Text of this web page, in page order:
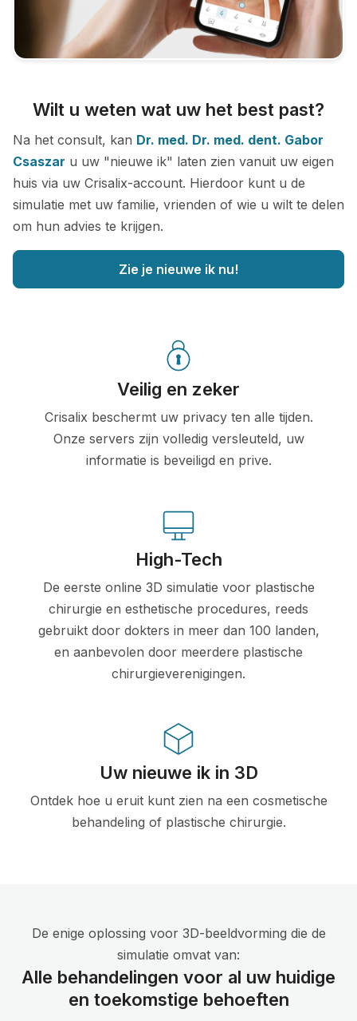
Wilt u weten wat uw het best past?
Na het consult, kan Dr. med. Dr. med. dent. Gabor
Csaszar u uw "nieuwe ik" laten zien vanuit uw eigen
huis via uw Crisalix-account. Hierdoor kunt u de
simulatie met uw familie, vrienden of wie u wilt te delen
om hun advies te krijgen.
Zie je nieuwe ik nu!
Veilig en zeker
Crisalix beschermt uw privacy ten alle tijden.
Onze servers zijn volledig versleuteld, uw
informatie is beveiligd en prive.
High-Tech
De eerste online 3D simulatie voor plastische
chirurgie en esthetische procedures, reeds
gebruikt door dokters in meer dan 100 landen,
en aanbevolen door meerdere plastische
chirurgieverenigingen.
Uw nieuwe ik in 3D
Ontdek hoe u eruit kunt zien na een cosmetische
behandeling of plastische chirurgie.
De enige oplossing voor 3D-beeldvorming die de
simulatie omvat van:
Alle behandelingen voor al uw huidige
en toekomstige behoeften